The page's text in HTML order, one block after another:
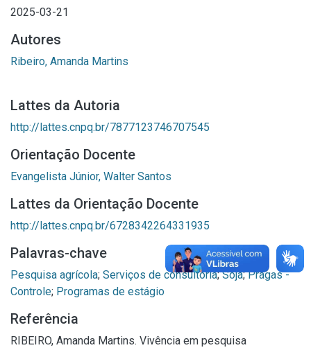
2025-03-21
Autores
Ribeiro, Amanda Martins
Lattes da Autoria
http://lattes.cnpq.br/7877123746707545
Orientação Docente
Evangelista Júnior, Walter Santos
Lattes da Orientação Docente
http://lattes.cnpq.br/6728342264331935
Palavras-chave
Pesquisa agrícola; Serviços de consultoria;Soja;Pragas -
Controle; Programas de estágio
Referência
RIBEIRO, Amanda Martins. Vivência em pesquisa